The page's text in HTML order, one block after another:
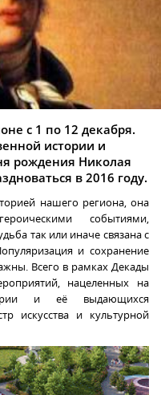
с 1 по 12 декабря.
истории и
рождения Николая
в 2016 году.
нашего региона, она
событиями,
так или иначе связана с
и сохранение
Всего в рамках Декады
нацеленных на
и её выдающихся
искусства и культурной